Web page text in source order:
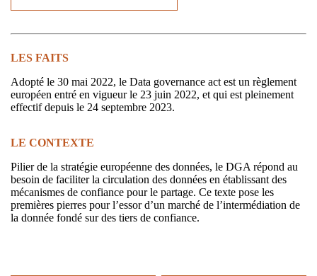
LES FAITS
Adopté le 30 mai 2022, le Data governance act est un règlement
européen entré en vigueur le 23 juin 2022, et qui est pleinement
effectif depuis le 24 septembre 2023.
LE CONTEXTE
Pilier de la stratégie européenne des données, le DGA répond au
besoin de faciliter la circulation des données en établissant des
mécanismes de confiance pour le partage. Ce texte pose les
premières pierres pour l’essor d’un marché de l’intermédiation de
la donnée fondé sur des tiers de confiance.